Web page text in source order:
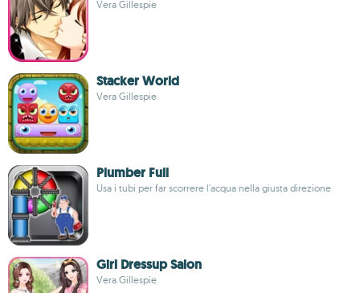
Vera Gillespie
Stacker World
Vera Gillespie
Plumber Full
Usa i tubi per far scorrere l'acqua nella giusta direzione
Girl Dressup Salon
Vera Gillespie